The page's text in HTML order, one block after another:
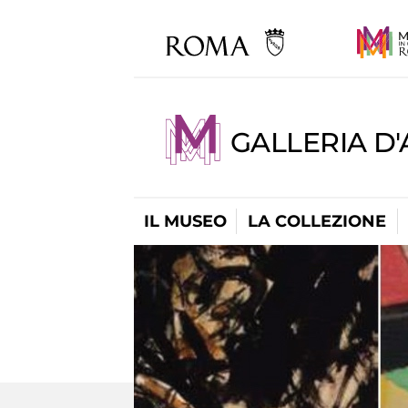
GALLERIA
IL MUSEO LA COLLEZIONE